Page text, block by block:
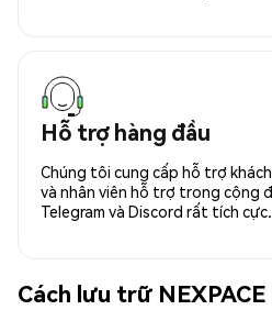
Hỗ trợ hàng đầu
Chúng tôi cung cấp hỗ trợ
và nhân viên hỗ trợ trong cộng
Telegram và Discord rất tích cực.
Cách lưu trữ